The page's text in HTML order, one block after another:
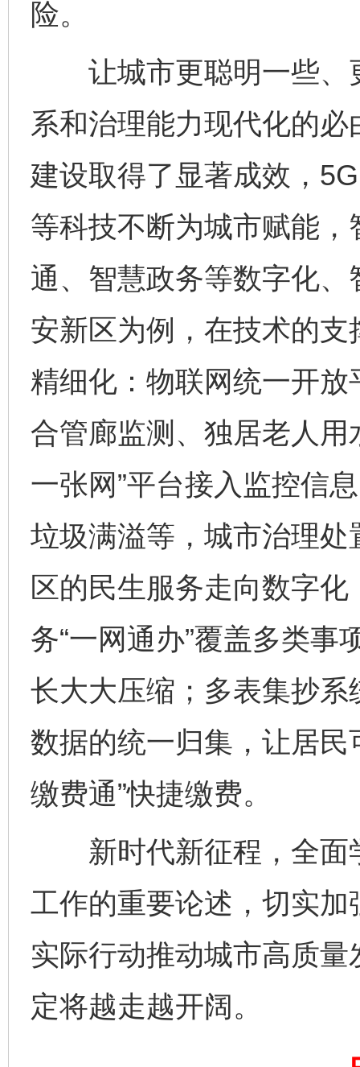
险。
让城市更聪明一些、
系和治理能力现代化的
建设取得了显著成效，
等科技不断为城市赋能
通、智慧政务等数字化
安新区为例，在技术的
精细化：物联网统一开
合管廊监测、独居老人用
一张网”平台接入监控信
垃圾满溢等，城市治理
区的民生服务走向数字
务“一网通办”覆盖多类
长大大压缩；多表集抄
数据的统一归集，让居民
缴费通”快捷缴费。
新时代新征程，全面
工作的重要论述，切实
实际行动推动城市高质
定将越走越开阔。
完善运行机制助力责任有效落实 一纸欠
东山县通报“牛蛙产品抗生素超标问题” 法
千年窑火 生生不息 一
揭开“小金库”的免责幌子